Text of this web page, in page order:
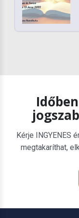
Kérje INGYENES
megtakaríthat,